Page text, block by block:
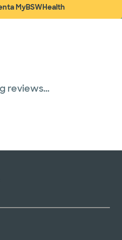
MyBSWHealth
(abre en ventana nueva)
reviews...